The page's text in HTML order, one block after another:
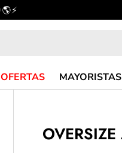
OFERTAS MAYORISTAS